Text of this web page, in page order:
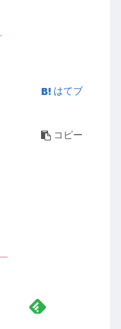
はてブ
コピー